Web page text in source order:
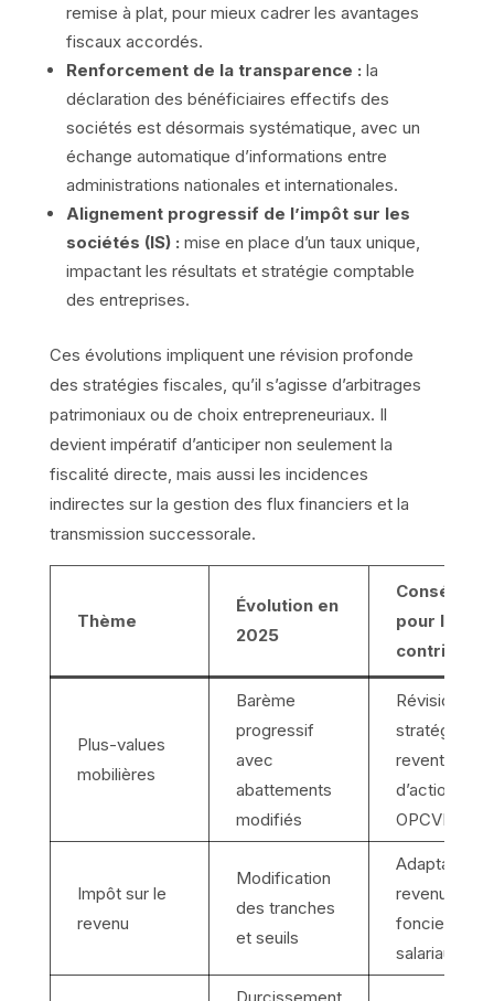
remise à plat, pour mieux cadrer les avantages
fiscaux accordés.
Renforcement de la transparence : la
déclaration des bénéficiaires effectifs des
sociétés est désormais systématique, avec un
échange automatique d’informations entre
administrations nationales et internationales.
Alignement progressif de l’impôt sur les
sociétés (IS) : mise en place d’un taux unique,
impactant les résultats et stratégie comptable
des entreprises.
Ces évolutions impliquent une révision profonde
des stratégies fiscales, qu’il s’agisse d’arbitrages
patrimoniaux ou de choix entrepreneuriaux. Il
devient impératif d’anticiper non seulement la
fiscalité directe, mais aussi les incidences
indirectes sur la gestion des flux financiers et la
transmission successorale.
Thème
Évolution en
2025
pour le
Plus-values
mobilières
Barème
progressif
avec
abattements
modifiés
Révision des
stratégies
revente
d’actions et
OPCVM
Impôt sur le
revenu
Modification
des tranches
et seuils
Adaptation
revenus
fonciers et
salariaux